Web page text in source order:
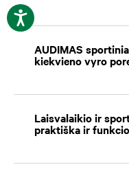
AUDIMAS
kiekvieno vyro
Laisvalaikio ir
praktiška ir